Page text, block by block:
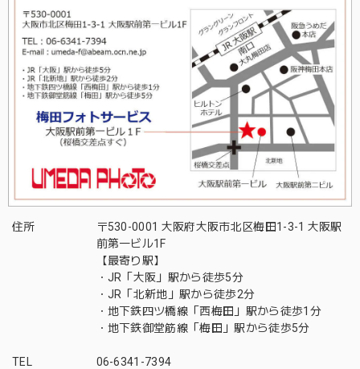
住所
〒530-0001 大阪府大阪市北区梅田1-3-1 大阪駅
前第一ビル1F
【最寄り駅】
・JR「大阪」駅から徒歩5分
・JR「北新地」駅から徒歩2分
・地下鉄四ツ橋線「西梅田」駅から徒歩1分
・地下鉄御堂筋線「梅田」駅から徒歩5分
TEL
06-6341-7394